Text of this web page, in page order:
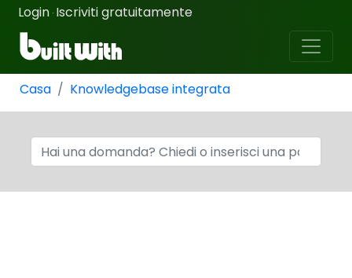
Login · Iscriviti gratuitamente
Casa Knowledgebase integrata